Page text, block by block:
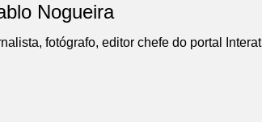
Nogueira
fotógrafo, editor chefe do portal